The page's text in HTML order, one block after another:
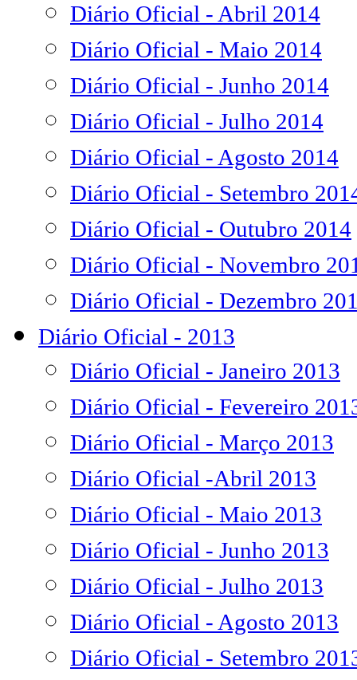
Diário Oficial - Abril 2014
Diário Oficial - Maio 2014
Diário Oficial - Junho 2014
Diário Oficial - Julho 2014
Diário Oficial - Agosto 2014
Diário Oficial - Setembro
Diário Oficial - Outubro 2014
Diário Oficial - Novembro
Diário Oficial - Dezembro
Diário Oficial - 2013
Diário Oficial - Janeiro 2013
Diário Oficial - Fevereiro
Diário Oficial - Março 2013
Diário Oficial -Abril 2013
Diário Oficial - Maio 2013
Diário Oficial - Junho 2013
Diário Oficial - Julho 2013
Diário Oficial - Agosto 2013
Diário Oficial - Setembro